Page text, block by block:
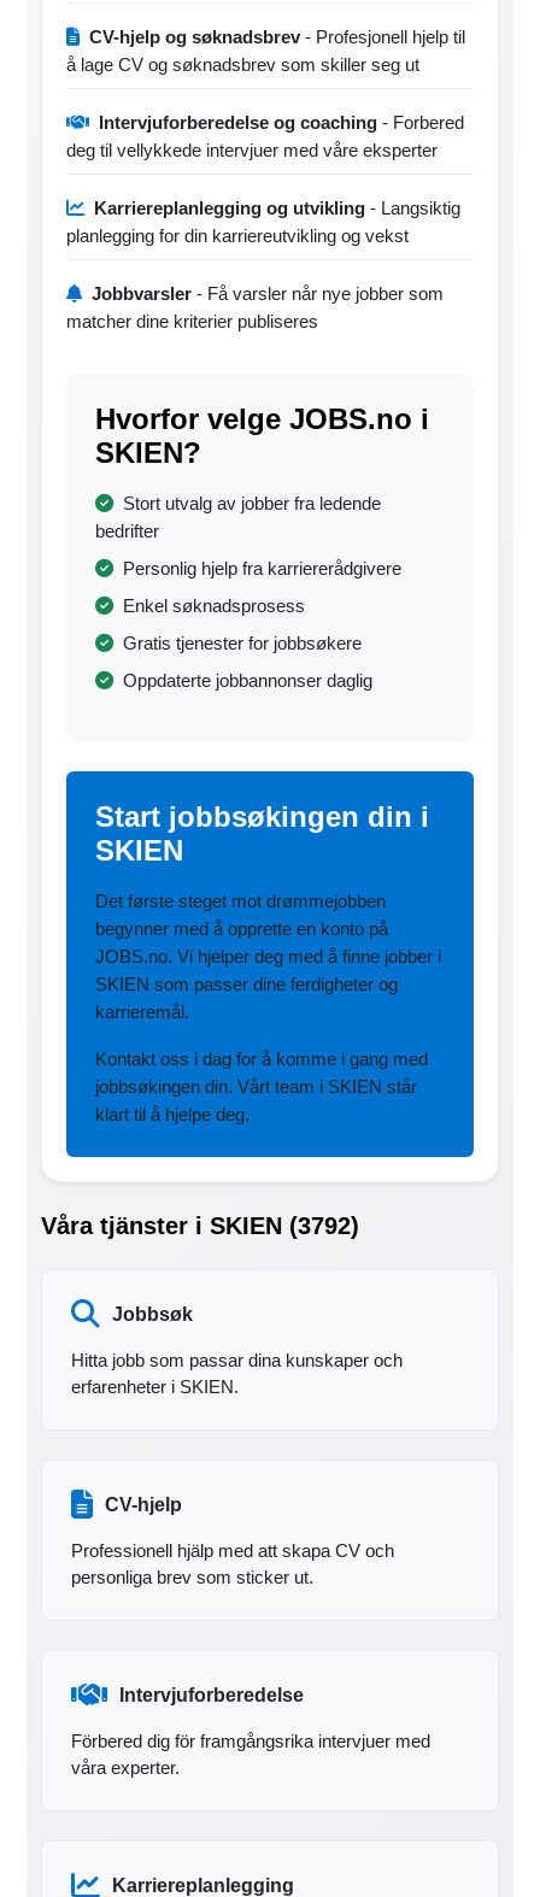
CV-hjelp og søknadsbrev- Profesjonell hjelp til
å lage CV og søknadsbrev som skiller seg ut
Intervjuforberedelse og coaching - Forbered
deg til vellykkede intervjuer med våre eksperter
Karriereplanlegging og utvikling - Langsiktig
planlegging for din karriereutvikling og vekst
Jobbvarsler - Få varsler når nye jobber som
matcher dine kriterier publiseres
Hvorfor velge JOBS.no i
SKIEN?
Stort utvalg av jobber fra ledende
bedrifter
Personlig hjelp fra karriererådgivere
Enkel søknadsprosess
Gratis tjenester for jobbsøkere
Oppdaterte jobbannonser daglig
Start jobbsøkingen din i
SKIEN
Det første steget mot drømmejobben
begynner med å opprette en konto på
JOBS.no. Vi hjelper deg med å finne jobber i
SKIEN som passer dine ferdigheter og
karrieremål.
Kontakt oss i dag for å komme i gang med
jobbsøkingen din. Vårt team i SKIEN står
klart til å hjelpe deg.
Våra tjänster i SKIEN (3792)
Jobbsøk
Hitta jobb som passar dina kunskaper och
erfarenheter i SKIEN.
CV-hjelp
Professionell hjälp med att skapa CV och
personliga brev som sticker ut.
Intervjuforberedelse
Förbered dig för framgångsrika intervjuer med
våra experter.
Karriereplanlegging